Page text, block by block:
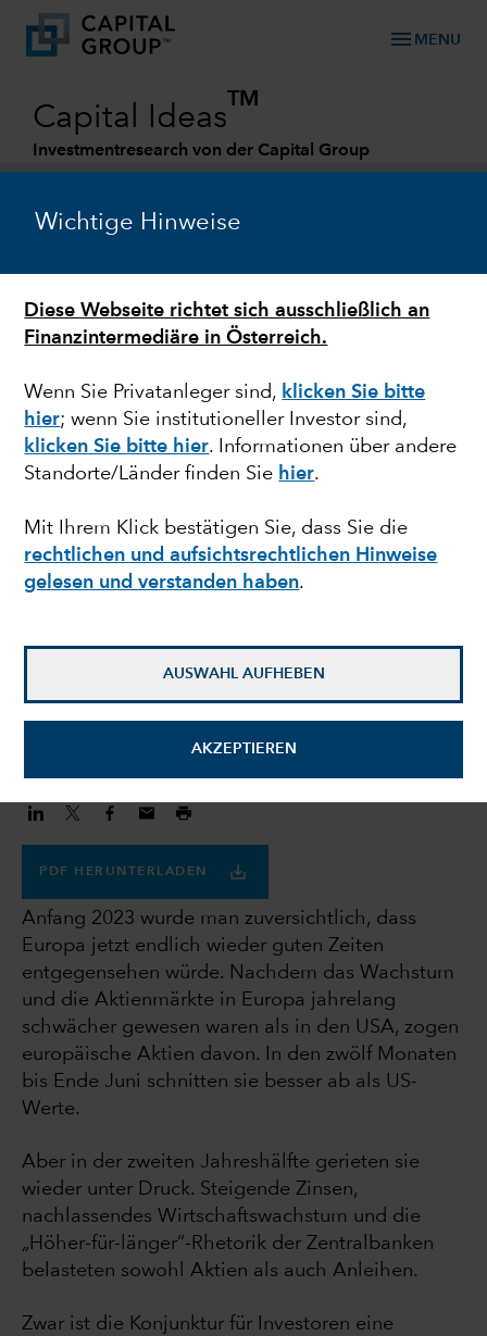
Wichtige Hinweise
Diese Webseite richtet sich ausschließlich an
Finanzintermediäre in Österreich.
Wenn Sie Privatanleger sind, klicken Sie bitte
hier; wenn Sie institutioneller Investor sind,
klicken Sie bitte hier. Informationen über andere
Standorte/Länder finden Sie hier.
Mit Ihrem Klick bestätigen Sie, dass Sie die
rechtlichen und aufsichtsrechtlichen Hinweise
gelesen und verstanden haben.
AUSWAHL AUFHEBEN
AKZEPTIEREN
menu MENU
Capital Ideas
TM
Investmentresearch von der Capital Group
EUROPEAN EQUITY
Europa: Kurzfristige
Herausforderungen,
langfristige Chancen
Anita Patel
Investment Director
PDF HERUNTERLADEN
Anfang 2023 wurde man zuversichtlich, dass
Europa jetzt endlich wieder guten Zeiten
entgegensehen würde. Nachdem das Wachstum
und die Aktienmärkte in Europa jahrelang
schwächer gewesen waren als in den USA, zogen
europäische Aktien davon. In den zwölf Monaten
bis Ende Juni schnitten sie besser ab als US-
Werte.
Aber in der zweiten Jahreshälfte gerieten sie
wieder unter Druck. Steigende Zinsen,
nachlassendes Wirtschaftswachstum und die
„Höher-für-länger“-Rhetorik der Zentralbanken
belasteten sowohl Aktien als auch Anleihen.
Zwar ist die Konjunktur für Investoren eine